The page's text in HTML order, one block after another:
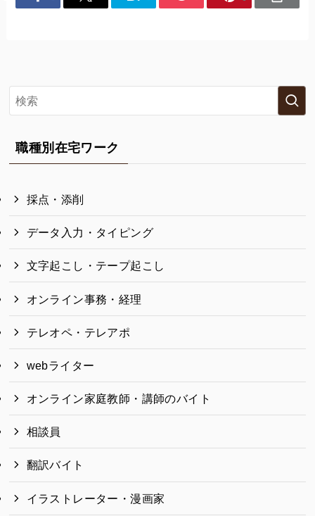
職種別在宅ワーク
採点・添削
データ入力・タイピング
文字起こし・テープ起こし
オンライン事務・経理
テレオペ・テレアポ
webライター
オンライン家庭教師・講師のバイト
相談員
翻訳バイト
イラストレーター・漫画家